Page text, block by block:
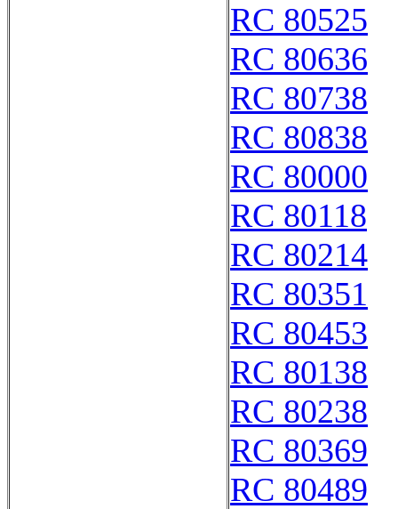
RC 80525
RC 80636
RC 80738
RC 80838
RC 80000
RC 80118
RC 80214
RC 80351
RC 80453
RC 80138
RC 80238
RC 80369
RC 80489